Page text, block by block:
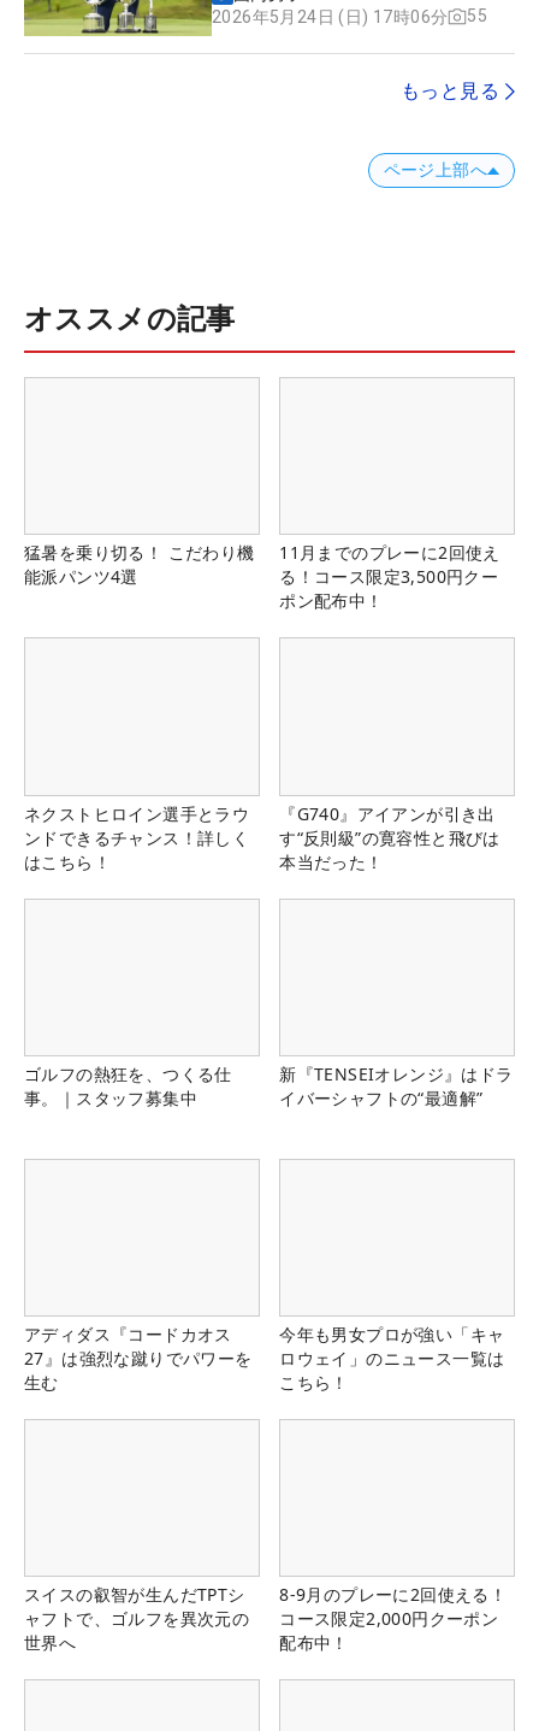
2026年5月24日 (日) 17時06分
55
もっと見る
ページ上部へ
オススメの記事
猛暑を乗り切る！ こだわり機
能派パンツ4選
11月までのプレーに2回使え
る！コース限定3,500円クー
ポン配布中！
ネクストヒロイン選手とラウ
ンドできるチャンス！詳しく
はこちら！
『G740』アイアンが引き出
す“反則級”の寛容性と飛びは
本当だった！
ゴルフの熱狂を、つくる仕
事。｜スタッフ募集中
新『TENSEIオレンジ』はドラ
イバーシャフトの“最適解”
アディダス『コードカオス
27』は強烈な蹴りでパワーを
生む
今年も男女プロが強い「キャ
ロウェイ」のニュース一覧は
こちら！
スイスの叡智が生んだTPTシ
ャフトで、ゴルフを異次元の
世界へ
8-9月のプレーに2回使える！
コース限定2,000円クーポン
配布中！